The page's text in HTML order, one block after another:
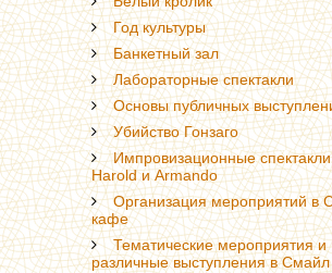
Год культуры
Банкетный зал
Лабораторные спектакли
Основы публичных
Убийство Гонзаго
Импровизационные
Harold и Armando
Организация мероприятий в
кафе
Тематические мероприятия и
различные выступления в